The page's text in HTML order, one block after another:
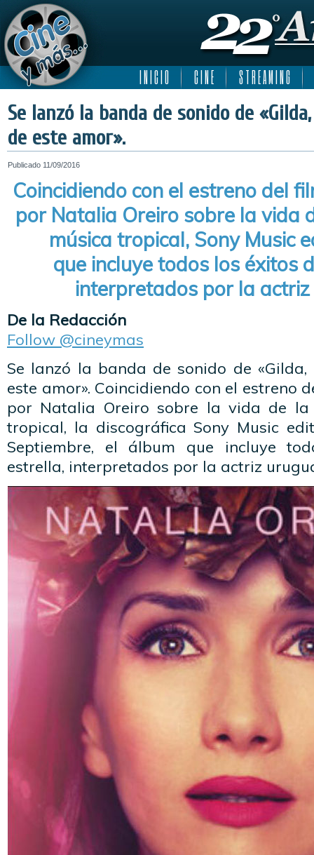
I N I C I O C I N E S T R E A M I N G
Se lanzó la banda de sonido de
de este amor».
Publicado 11/09/2016
Coincidiendo con el estreno del
por Natalia Oreiro sobre la vida
música tropical, Sony Music
que incluye todos los éxitos
interpretados por la
De la Redacción
Follow @cineymas
Se lanzó la banda de sonido de
este amor». Coincidiendo con el estreno
por Natalia Oreiro sobre la vida de la
tropical, la discográfica Sony Music
Septiembre, el álbum que incluye
estrella, interpretados por la actriz